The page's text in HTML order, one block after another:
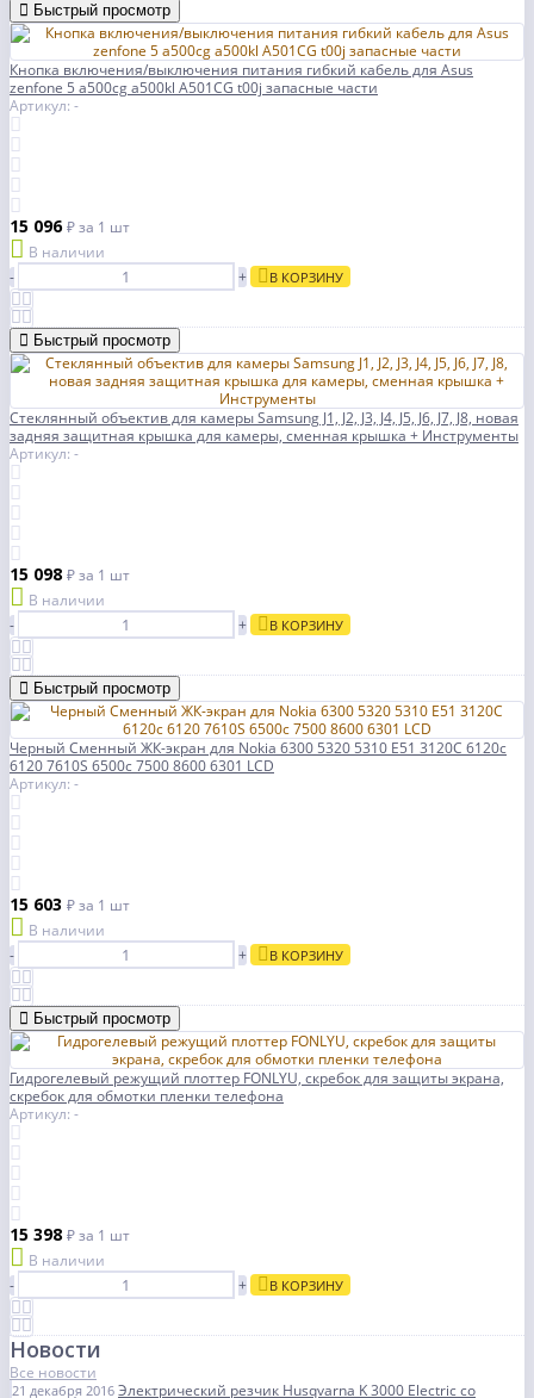
Быстрый просмотр
Кнопка включения/выключения питания гибкий кабель для Asus
zenfone 5 a500cg a500kl A501CG t00j запасные части
Артикул: -
15 096₽за 1 шт
В наличии
-
+ В КОРЗИНУ
Быстрый просмотр
Стеклянный объектив для камеры Samsung J1, J2, J3, J4, J5, J6, J7, J8, новая
задняя защитная крышка для камеры, сменная крышка + Инструменты
Артикул: -
15 098 ₽за 1 шт
В наличии
-
+ В КОРЗИНУ
Быстрый просмотр
Черный Сменный ЖК-экран для Nokia 6300 5320 5310 E51 3120C 6120c
6120 7610S 6500c 7500 8600 6301 LCD
Артикул: -
15 603 ₽за 1 шт
В наличии
-
+ В КОРЗИНУ
Быстрый просмотр
Гидрогелевый режущий плоттер FONLYU, скребок для защиты экрана,
скребок для обмотки пленки телефона
Артикул: -
15 398 ₽за 1 шт
В наличии
-
+ В КОРЗИНУ
Новости
Все новости
21 декабря 2016 Электрический резчик Husqvarna K 3000 Electric со